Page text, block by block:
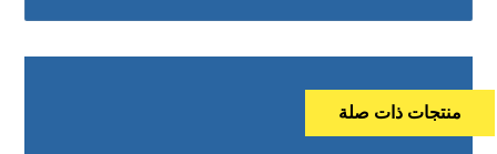
منتجات ذات صلة